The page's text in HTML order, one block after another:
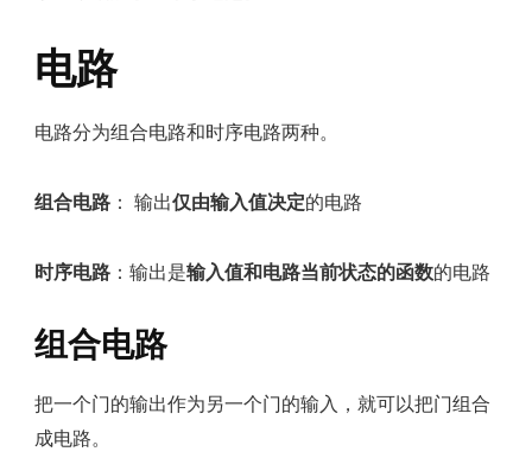
电路
电路分为组合电路和时序电路两种。
组合电路 ： 输出仅由输入值决定的电路
时序电路 ：输出是输入值和电路当前状态的函数的电路
组合电路
把一个门的输出作为另一个门的输入，就可以把门组合
成电路。